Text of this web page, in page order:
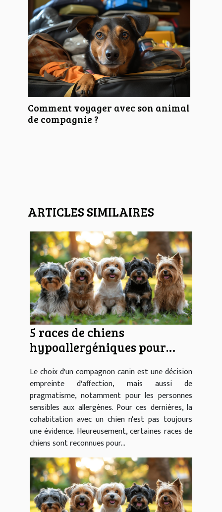
Comment voyager avec son animal
de compagnie ?
ARTICLES SIMILAIRES
5 races de chiens
hypoallergéniques pour
Le choix d'un compagnon canin est une décision
empreinte d'affection, mais aussi de
pragmatisme, notamment pour les personnes
sensibles aux allergènes. Pour ces dernières, la
cohabitation avec un chien n'est pas toujours
une évidence. Heureusement, certaines races de
chiens sont reconnues pour...